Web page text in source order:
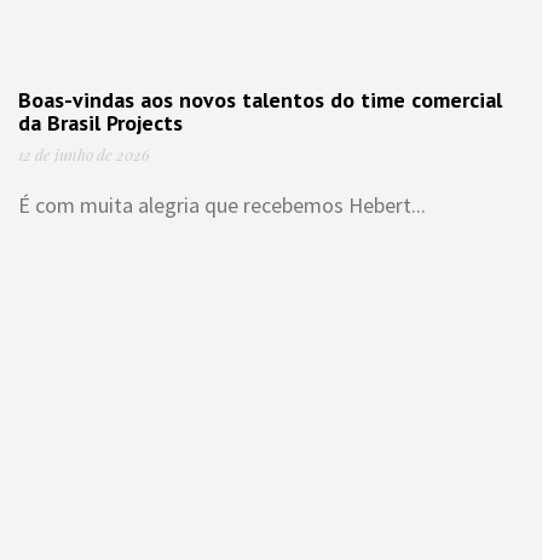
Boas-vindas aos novos talentos do time comercial
da Brasil Projects
12 de junho de 2026
É com muita alegria que recebemos Hebert...